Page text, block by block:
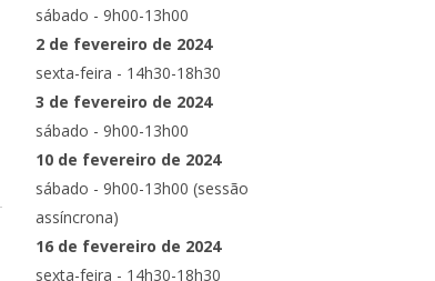
sábado - 9h00-13h00
2 de fevereiro de 2024
sexta-feira - 14h30-18h30
3 de fevereiro de 2024
sábado - 9h00-13h00
10 de fevereiro de 2024
sábado - 9h00-13h00 (sessão
assíncrona)
16 de fevereiro de 2024
sexta-feira - 14h30-18h30